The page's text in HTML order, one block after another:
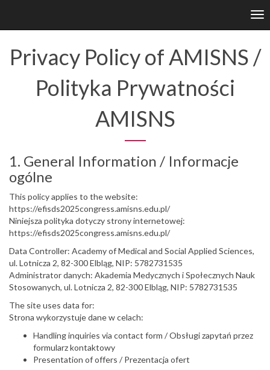
Privacy Policy of AMISNS /
Polityka Prywatności
AMISNS
1. General Information / Informacje
ogólne
This policy applies to the website:
https://efisds2025congress.amisns.edu.pl/
Niniejsza polityka dotyczy strony internetowej:
https://efisds2025congress.amisns.edu.pl/
Data Controller: Academy of Medical and Social Applied Sciences,
ul. Lotnicza 2, 82-300 Elbląg, NIP: 5782731535
Administrator danych: Akademia Medycznych i Społecznych Nauk
Stosowanych, ul. Lotnicza 2, 82-300 Elbląg, NIP: 5782731535
The site uses data for:
Strona wykorzystuje dane w celach:
Handling inquiries via contact form / Obsługi zapytań przez
formularz kontaktowy
Presentation of offers / Prezentacja ofert